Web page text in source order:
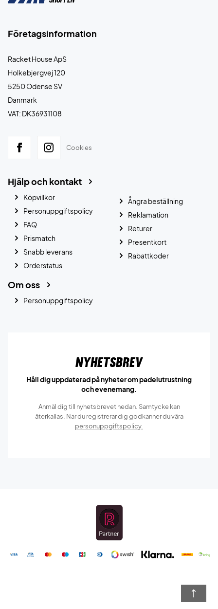
Företagsinformation
Racket House ApS
Holkebjergvej 120
5250 Odense SV
Danmark
VAT: DK36931108
Cookies
Hjälp och kontakt
Köpvillkor
Personuppgiftspolicy
FAQ
Prismatch
Snabb leverans
Orderstatus
Ångra beställning
Reklamation
Returer
Presentkort
Rabattkoder
Om oss
Personuppgiftspolicy
Nyhetsbrev
Håll dig uppdaterad på nyheter om padelutrustning
och evenemang.
Anmäl dig till nyhetsbrevet nedan. Samtycke kan
återkallas. När du registrerar dig godkänner du våra
personuppgiftspolicy.